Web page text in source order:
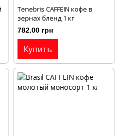
Тenebris CAFFEIN кофе в
зернах бленд 1 кг
782.00 грн
Купить